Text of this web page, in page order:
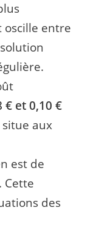
oscille entre
€ et 0,10 €
aux
est de
Cette
des